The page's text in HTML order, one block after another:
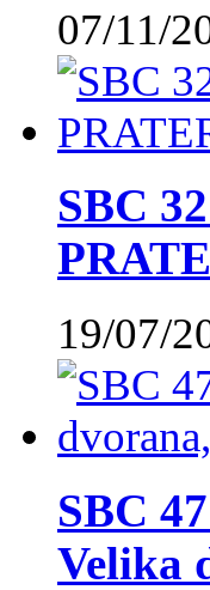
07/11/
SBC
19/07/
SBC
Velika